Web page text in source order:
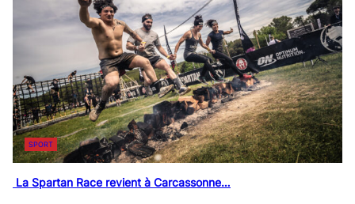
SPORT
La Spartan Race revient à Carcassonne…